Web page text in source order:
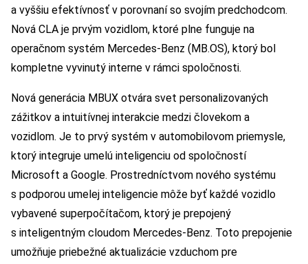
a vyššiu efektívnosť v porovnaní so svojím predchodcom.
Nová CLA je prvým vozidlom, ktoré plne funguje na
operačnom systém Mercedes-Benz (MB.OS), ktorý bol
kompletne vyvinutý interne v rámci spoločnosti.
Nová generácia MBUX otvára svet personalizovaných
zážitkov a intuitívnej interakcie medzi človekom a
vozidlom. Je to prvý systém v automobilovom priemysle,
ktorý integruje umelú inteligenciu od spoločností
Microsoft a Google. Prostredníctvom nového systému
s podporou umelej inteligencie môže byť každé vozidlo
vybavené superpočítačom, ktorý je prepojený
s inteligentným cloudom Mercedes-Benz. Toto prepojenie
umožňuje priebežné aktualizácie vzduchom pre